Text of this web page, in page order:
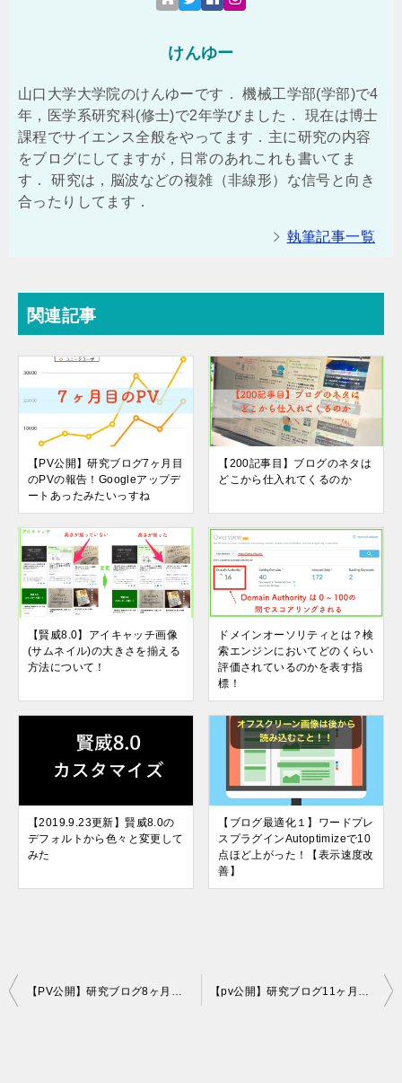
けんゆー
山口大学大学院のけんゆーです． 機械工学部(学部)で4
年，医学系研究科(修士)で2年学びました． 現在は博士
課程でサイエンス全般をやってます．主に研究の内容
をブログにしてますが，日常のあれこれも書いてま
す． 研究は，脳波などの複雑（非線形）な信号と向き
合ったりしてます．
執筆記事一覧
関連記事
【PV公開】研究ブログ7ヶ月目
のPVの報告！Googleアップデ
ートあったみたいっすね
【200記事目】ブログのネタは
どこから仕入れてくるのか
【賢威8.0】アイキャッチ画像
(サムネイル)の大きさを揃える
方法について！
ドメインオーソリティとは？検
索エンジンにおいてどのくらい
評価されているのかを表す指
標！
【2019.9.23更新】賢威8.0の
デフォルトから色々と変更して
みた
【ブログ最適化１】ワードプレ
スプラグインAutoptimizeで10
点ほど上がった！【表示速度改
善】
投